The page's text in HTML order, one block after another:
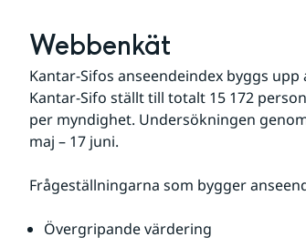
Webbenkät
Kantar-Sifos anseendeindex byggs
Kantar-Sifo ställt till totalt 15 172
per myndighet. Undersökningen
maj – 17 juni.
Frågeställningarna som bygger
Övergripande värdering